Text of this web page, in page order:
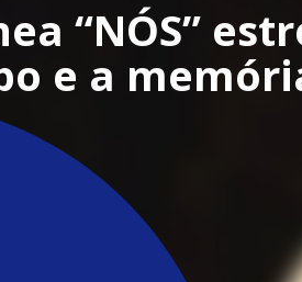
“NÓS”
e a